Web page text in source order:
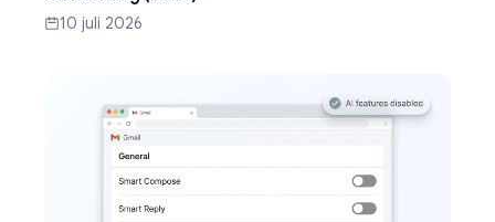
10 juli 2026